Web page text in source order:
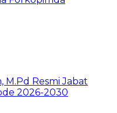
M.Pd Resmi Jabat
2026-2030